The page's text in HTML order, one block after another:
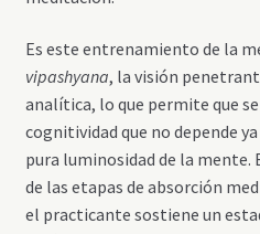
Es este entrenamiento de la
vipashyana, la visión
analítica, lo que permite que
cognitividad que no depende
pura luminosidad de la mente.
de las etapas de absorción
el practicante sostiene un